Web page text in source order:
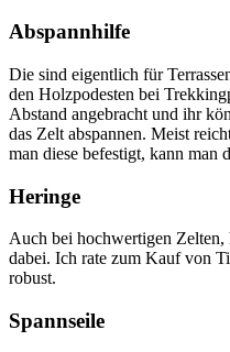
Abspannhilfe
Die sind eigentlich für
den Holzpodesten bei
Abstand angebracht und ihr
das Zelt abspannen. Meist
man diese befestigt, kann man
Heringe
Auch bei hochwertigen Zelten,
dabei. Ich rate zum Kauf von
robust.
Spannseile